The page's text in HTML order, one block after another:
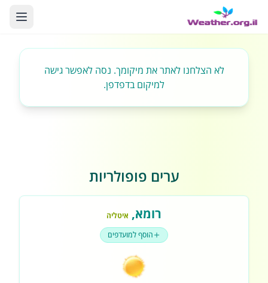
לא הצלחנו לאתר את מיקומך. נסה לאפשר גישה
למיקום בדפדפן.
ערים פופולריות
רומא, איטליה
הוסף למועדפים